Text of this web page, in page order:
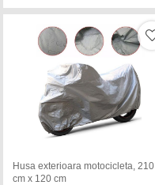
Husa exterioara motocicleta, 210
cm x 120 cm